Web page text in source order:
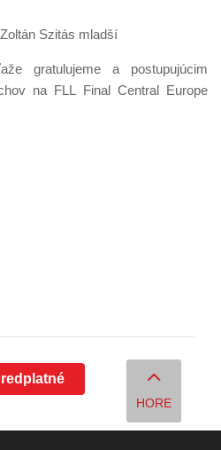
Szitás mladší
gratulujeme a postupujúcim
na FLL Final Central Europe
HORE